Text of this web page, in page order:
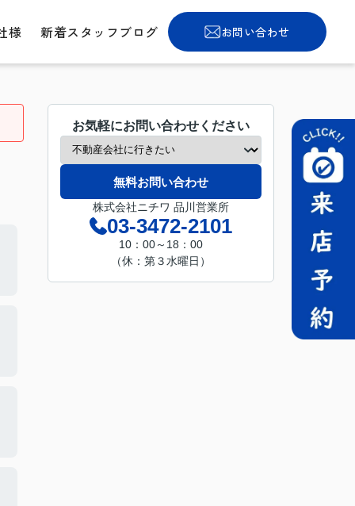
様 新着スタッフブログ お問い合わせ
お気軽にお問い合わせください
無料お問い合わせ
株式会社ニチワ 品川営業所
03-3472-2101
10：00～18：00
（休：第３水曜日）